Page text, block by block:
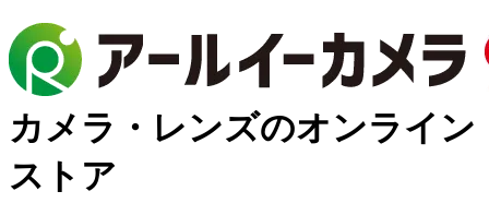
カメラ・レンズのオンライン
ストア